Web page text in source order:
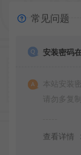
常见问题
安装密码
本站安装
请勿多复
查看详情